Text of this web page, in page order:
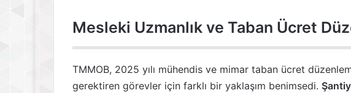
Mesleki Uzmanlık ve Taban Ücret
TMMOB, 2025 yılı mühendis ve mimar taban ücret
gerektiren görevler için farklı bir yaklaşım benimsedi.